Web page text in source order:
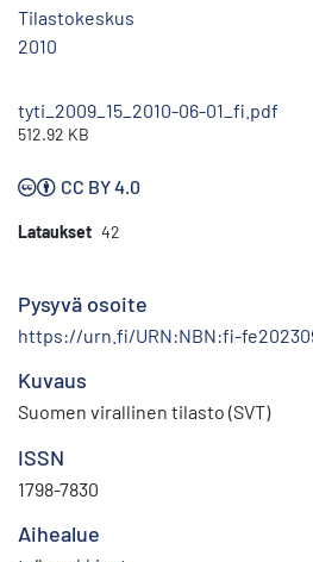
Tilastokeskus
2010
tyti_2009_15_2010-06-01_fi.pdf
512.92 KB
CC BY 4.0
Lataukset 42
Pysyvä osoite
https://urn.fi/URN:NBN:fi-
Kuvaus
Suomen virallinen tilasto (SVT)
ISSN
1798-7830
Aihealue